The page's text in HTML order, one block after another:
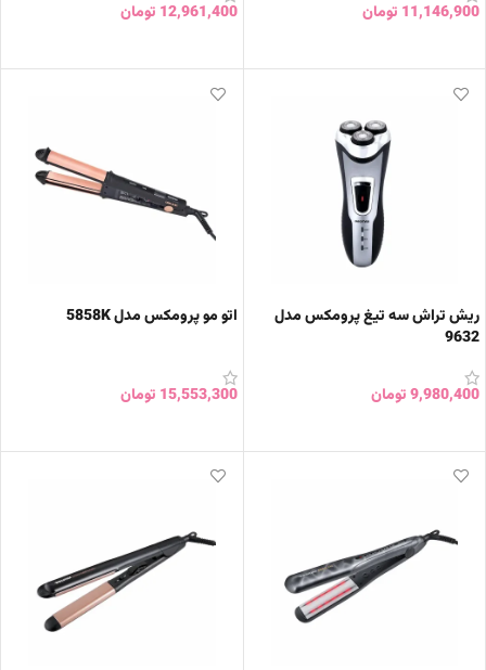
11,146,900 تومان 12,961,400 تومان
ریش تراش سه تیغ پرومکس مدل
9632
9,980,400تومان
اتو مو پرومکس مدل 5858K
15,553,300 تومان